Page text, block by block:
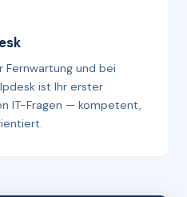
Fernwartung und bei
ist Ihr erster
IT-Fragen — kompetent,